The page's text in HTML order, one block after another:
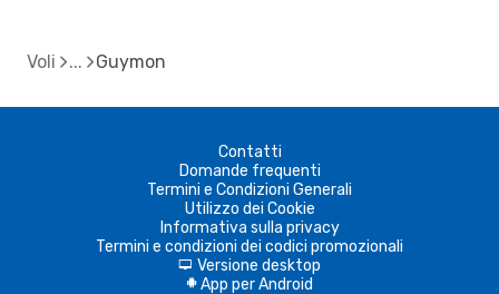
Voli Guymon
Contatti
Domande frequenti
Termini e Condizioni Generali
Utilizzo dei Cookie
Informativa sulla privacy
Termini e condizioni dei codici promozionali
d Versione desktop
A App per Android